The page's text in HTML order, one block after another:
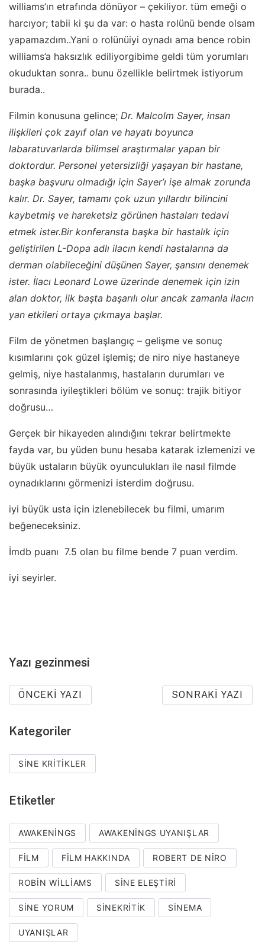
williams’ın etrafında dönüyor – çekiliyor. tüm emeği o
harcıyor; tabii ki şu da var: o hasta rolünü bende olsam
yapamazdım..Yani o rolünüiyi oynadı ama bence robin
williams’a haksızlık ediliyorgibime geldi tüm yorumları
okuduktan sonra.. bunu özellikle belirtmek istiyorum
burada..
Filmin konusuna gelince; Dr. Malcolm Sayer, insan
ilişkileri çok zayıf olan ve hayatı boyunca
labaratuvarlarda bilimsel araştırmalar yapan bir
doktordur. Personel yetersizliği yaşayan bir hastane,
başka başvuru olmadığı için Sayer’ı işe almak zorunda
kalır. Dr. Sayer, tamamı çok uzun yıllardır bilincini
kaybetmiş ve hareketsiz görünen hastaları tedavi
etmek ister.Bir konferansta başka bir hastalık için
geliştirilen L-Dopa adlı ilacın kendi hastalarına da
derman olabileceğini düşünen Sayer, şansını denemek
ister. İlacı Leonard Lowe üzerinde denemek için izin
alan doktor, ilk başta başarılı olur ancak zamanla ilacın
yan etkileri ortaya çıkmaya başlar.
Film de yönetmen başlangıç – gelişme ve sonuç
kısımlarını çok güzel işlemiş; de niro niye hastaneye
gelmiş, niye hastalanmış, hastaların durumları ve
sonrasında iyileştikleri bölüm ve sonuç: trajik bitiyor
doğrusu…
Gerçek bir hikayeden alındığını tekrar belirtmekte
fayda var, bu yüden bunu hesaba katarak izlemenizi ve
büyük ustaların büyük oyunculukları ile nasıl filmde
oynadıklarını görmenizi isterdim doğrusu.
iyi büyük usta için izlenebilecek bu filmi, umarım
beğeneceksiniz.
İmdb puanı 7.5 olan bu filme bende 7 puan verdim.
iyi seyirler.
Yazı gezinmesi
ÖNCEKI YAZI SONRAKI YAZI
Kategoriler
SINE KRITIKLER
Etiketler
AWAKENINGS AWAKENINGS UYANIŞLAR
FILM FILM HAKKINDA ROBERT DE NIRO
ROBIN WILLIAMS SINE ELEŞTIRI
SINE YORUM SINEKRITIK SINEMA
UYANIŞLAR